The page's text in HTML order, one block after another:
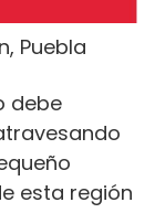
Puebla
debe
esta región